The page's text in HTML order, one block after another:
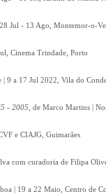
Jul - 13 Ago, Montemor-o-
Cinema Trindade, Porto
| 9 a 17 Jul 2022, Vila do
- 2005 , de Marco Martins |
e CIAJG, Guimarães
com curadoria de Filipa
| 19 a 22 Maio, Centro de